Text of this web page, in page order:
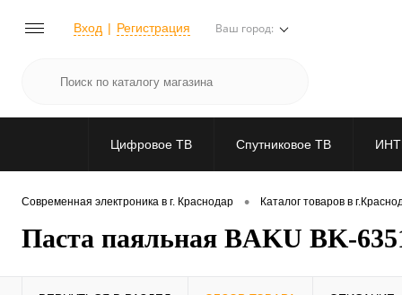
Вход Регистрация Ваш город:
Цифровое ТВ Спутниковое ТВ
Современная электроника в г. Краснодар • Каталог товаров в
Паста паяльная BAKU BK-